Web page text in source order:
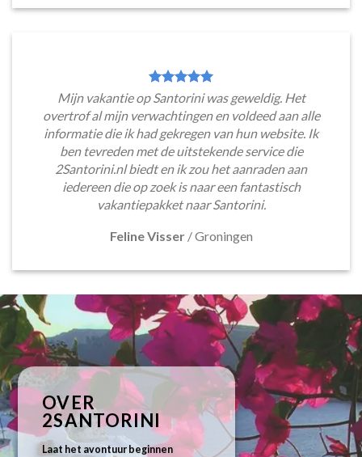
Mijn vakantie op Santorini was geweldig. Het
overtrof al mijn verwachtingen en voldeed aan alle
informatie die ik had gekregen van hun website. Ik
ben tevreden met de uitstekende service die
2Santorini.nl biedt en ik zou het aanraden aan
iedereen die op zoek is naar een fantastisch
vakantiepakket naar Santorini.
Feline Visser /Groningen
OVER
2SANTORINI
Laat het avontuur beginnen